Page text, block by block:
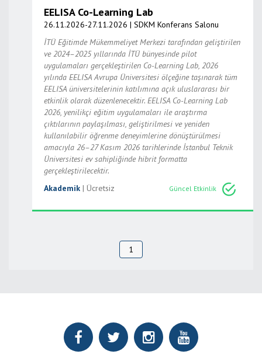
EELISA Co-Learning Lab
26.11.2026-27.11.2026 | SDKM Konferans Salonu
Güncel Etkinlik
İTÜ Eğitimde Mükemmeliyet Merkezi tarafından geliştirilen
ve 2024–2025 yıllarında İTÜ bünyesinde pilot
uygulamaları gerçekleştirilen Co-Learning Lab, 2026
yılında EELISA Avrupa Üniversitesi ölçeğine taşınarak tüm
EELISA üniversitelerinin katılımına açık uluslararası bir
etkinlik olarak düzenlenecektir. EELISA Co-Learning Lab
2026, yenilikçi eğitim uygulamaları ile araştırma
çıktılarının paylaşılması, geliştirilmesi ve yeniden
kullanılabilir öğrenme deneyimlerine dönüştürülmesi
amacıyla 26–27 Kasım 2026 tarihlerinde İstanbul Teknik
Üniversitesi ev sahipliğinde hibrit formatta
gerçekleştirilecektir.
Akademik | Ücretsiz
1